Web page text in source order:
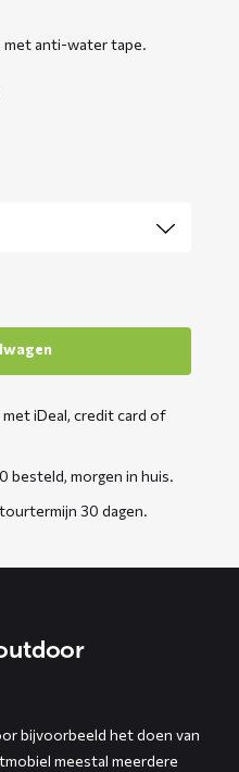
met anti-water tape.
iDeal, credit card of
besteld, morgen in huis.
30 dagen.
bijvoorbeeld het doen van
meestal meerdere